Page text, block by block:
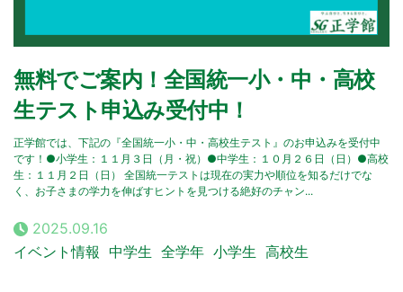
無料でご案内！全国統一小・中・高校
生テスト申込み受付中！
正学館では、下記の『全国統一小・中・高校生テスト』のお申込みを受付中
です！●小学生：１１月３日（月・祝）●中学生：１０月２６日（日）●高校
生：１１月２日（日） 全国統一テストは現在の実力や順位を知るだけでな
く、お子さまの学力を伸ばすヒントを見つける絶好のチャン...
2025.09.16
イベント情報 中学生 全学年 小学生 高校生